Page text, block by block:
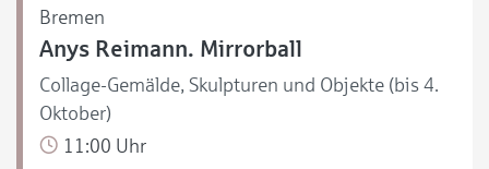
Bremen
Anys Reimann. Mirrorball
Collage-Gemälde, Skulpturen und Objekte (bis 4.
Oktober)
11:00 Uhr